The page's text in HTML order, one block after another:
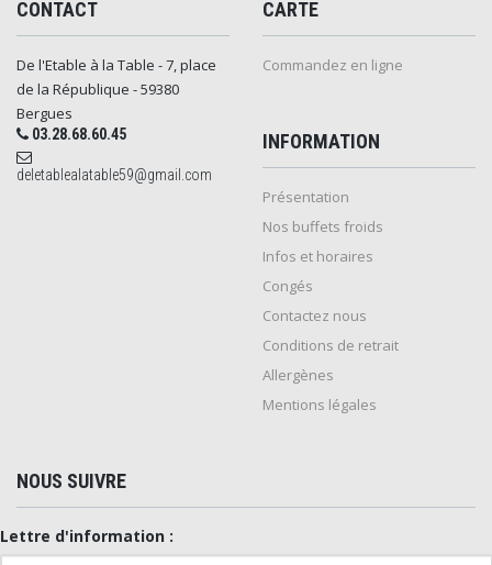
CONTACT
De l'Etable à la Table - 7, place
de la République - 59380
Bergues
03.28.68.60.45
deletablealatable59@gmail.com
CARTE
Commandez en ligne
INFORMATION
Présentation
Nos buffets froids
Infos et horaires
Congés
Contactez nous
Conditions de retrait
Allergènes
Mentions légales
NOUS SUIVRE
Lettre d'information :